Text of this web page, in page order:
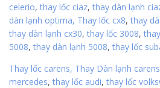
celerio, thay lốc ciaz, thay dàn lạnh
dàn lạnh optima, Thay lốc cx8, thay
thay dàn lạnh cx30, thay lốc 3008,
5008, thay dàn lạnh 5008, thay lốc
Thay lốc carens, Thay Dàn lạnh carens
mercedes, thay lốc audi, thay lốc